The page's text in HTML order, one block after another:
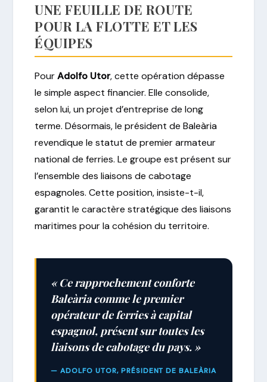
UNE FEUILLE DE ROUTE
POUR LA FLOTTE ET LES
ÉQUIPES
PourAdolfo Utor, cette opération dépasse
le simple aspect financier. Elle consolide,
selon lui, un projet d’entreprise de long
terme. Désormais, le président de Baleària
revendique le statut de premier armateur
national de ferries. Le groupe est présent sur
l’ensemble des liaisons de cabotage
espagnoles. Cette position, insiste-t-il,
garantit le caractère stratégique des liaisons
maritimes pour la cohésion du territoire.
« Ce rapprochement conforte
Baleària comme le premier
opérateur de ferries à capital
espagnol, présent sur toutes les
liaisons de cabotage du pays. »
— ADOLFO UTOR, PRÉSIDENT DE BALEÀRIA